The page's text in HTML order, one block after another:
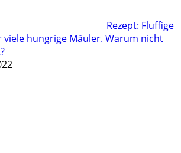
Rezept: Fluffige
viele hungrige Mäuler. Warum nicht